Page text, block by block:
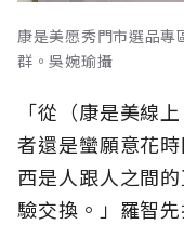
康是美愿秀門市選品
群。吳婉瑜攝
「從（康是美線
者還是蠻願意花
西是人跟人之間
驗交換。」羅智